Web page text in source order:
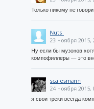
Только никому не
Nuts_
23 ноября 2015,
Ну если бы музонов
компофиллеры — это
scalesmann
24 ноября 2015,
я свои треки всегда